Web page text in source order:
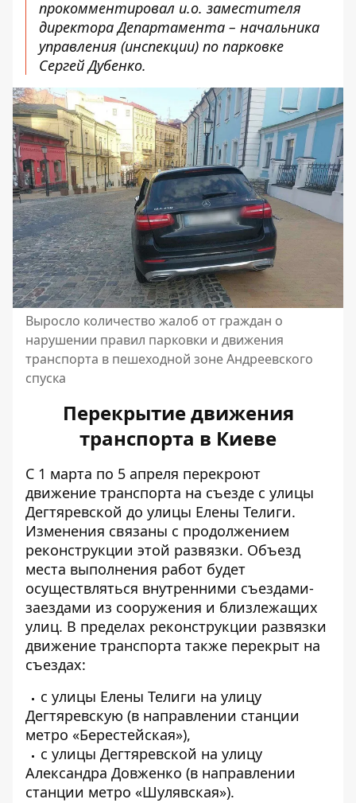
прокомментировал и.о. заместителя
директора Департамента – начальника
управления (инспекции) по парковке
Сергей Дубенко.
Выросло количество жалоб от граждан о
нарушении правил парковки и движения
транспорта в пешеходной зоне Андреевского
спуска
Перекрытие движения
транспорта в Киеве
С 1 марта по 5 апреля перекроют
движение транспорта на съезде с улицы
Дегтяревской до улицы Елены Телиги.
Изменения связаны с продолжением
реконструкции этой развязки. Объезд
места выполнения работ будет
осуществляться внутренними съездами-
заездами из сооружения и близлежащих
улиц. В пределах реконструкции развязки
движение транспорта также перекрыт на
съездах:
с улицы Елены Телиги на улицу
Дегтяревскую (в направлении станции
метро «Берестейская»),
с улицы Дегтяревской на улицу
Александра Довженко (в направлении
станции метро «Шулявская»).